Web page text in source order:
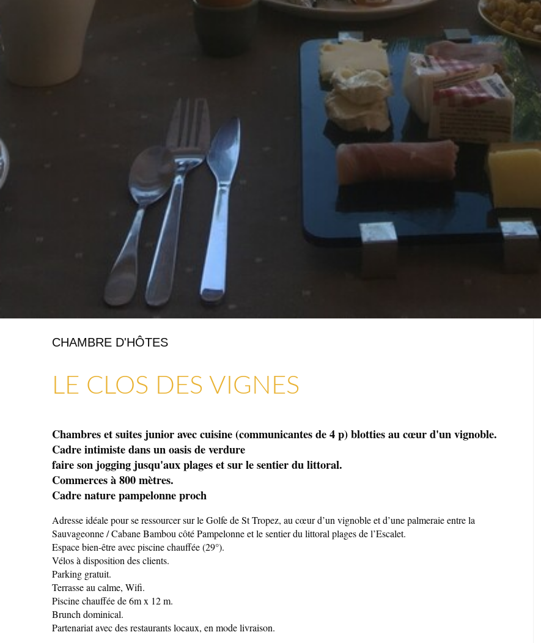
SAVEURS LOCALES
CHAMBRE D'HÔTES
LE CLOS DES VIGNES
Chambres et suites junior avec cuisine (communicantes de 4 p) blotties au cœur d'un vignoble.
Cadre intimiste dans un oasis de verdure
faire son jogging jusqu'aux plages et sur le sentier du littoral.
Commerces à 800 mètres.
Cadre nature pampelonne proch
Adresse idéale pour se ressourcer sur le Golfe de St Tropez, au cœur d’un vignoble et d’une palmeraie entre la
Sauvageonne / Cabane Bambou côté Pampelonne et le sentier du littoral plages de l’Escalet.
Espace bien-être avec piscine chauffée (29°).
Vélos à disposition des clients.
Parking gratuit.
Terrasse au calme, Wifi.
Piscine chauffée de 6m x 12 m.
Brunch dominical.
Partenariat avec des restaurants locaux, en mode livraison.